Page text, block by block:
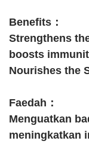
Benefits：
Strengthens
boosts
Nourishes the
Faedah：
Menguatkan
meningkatkan